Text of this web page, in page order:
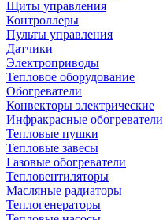
Щиты управления
Контроллеры
Пульты управления
Датчики
Электроприводы
Тепловое оборудование
Обогреватели
Конвекторы электрические
Инфракрасные обогреватели
Тепловые пушки
Тепловые завесы
Газовые обогреватели
Тепловентиляторы
Масляные радиаторы
Теплогенераторы